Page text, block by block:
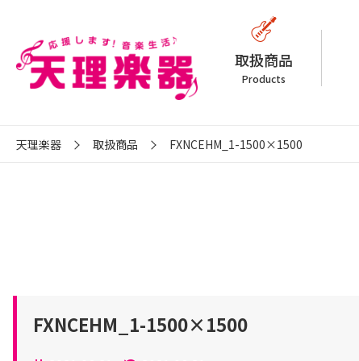
取扱商品
Products
天理楽器 取扱商品 FXNCEHM_1-1500×1500
FXNCEHM_1-1500×1500